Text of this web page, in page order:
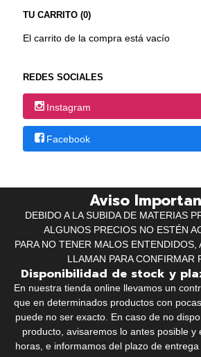
TU CARRITO (0)
El carrito de la compra está vacío
REDES SOCIALES
Instagram
Facebook
Aviso
DEBIDO A LA SUBIDA DE MATERIAS
ALGUNOS PRECIOS NO ESTÉN
PARA NO TENER MALOS ENTENDIDOS,
LLAMAN PARA CONFIRMAR
Disponibilidad de stock y
En nuestra tienda online llevamos un
que en determinados productos con
puede no ser exacto. En caso de no
producto, avisaremos lo antes posible y
horas, e informamos del plazo de